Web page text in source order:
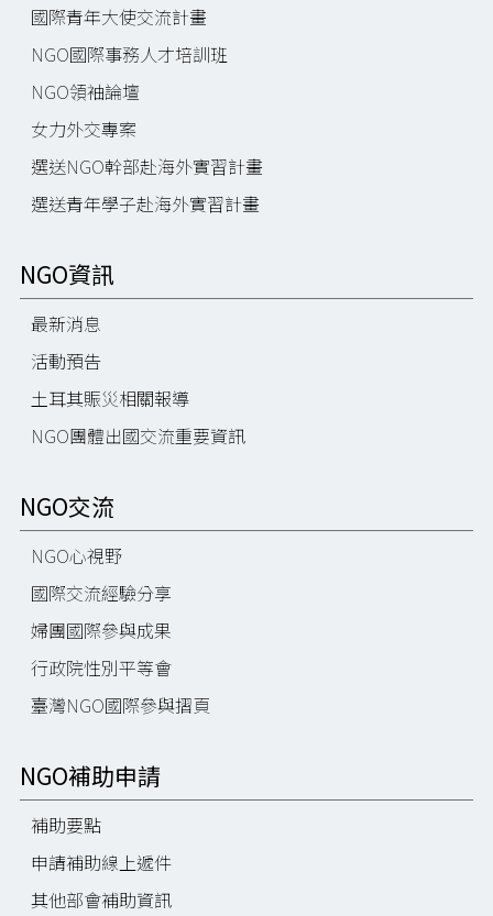
國際青年大使交流計畫
NGO國際事務人才培訓班
NGO領袖論壇
女力外交專案
選送NGO幹部赴海外實習計畫
選送青年學子赴海外實習計畫
NGO資訊
最新消息
活動預告
土耳其賑災相關報導
NGO團體出國交流重要資訊
NGO交流
NGO心視野
國際交流經驗分享
婦團國際參與成果
行政院性別平等會
臺灣NGO國際參與摺頁
NGO補助申請
補助要點
申請補助線上遞件
其他部會補助資訊